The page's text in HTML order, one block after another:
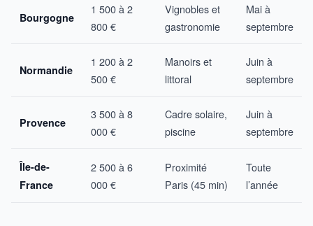
Bourgogne
1 500 à 2
800 €
Vignobles et
gastronomie
Mai à
septembre
Normandie
1 200 à 2
500 €
Manoirs et
littoral
Juin à
septembre
Provence
3 500 à 8
000 €
Cadre solaire,
piscine
Juin à
septembre
Île-de-
France
2 500 à 6
000 €
Proximité
Paris (45 min)
Toute
l’année